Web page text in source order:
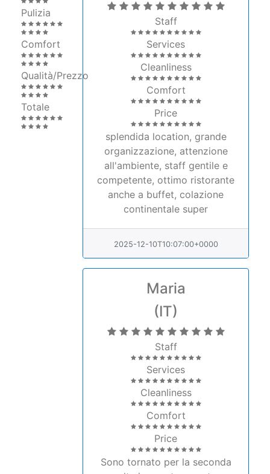
Pulizia
Comfort
Qualità/Prezzo
Totale
Staff
Services
Cleanliness
Comfort
Price
splendida location, grande
organizzazione, attenzione
all'ambiente, staff gentile e
competente, ottimo ristorante
anche a buffet, colazione
continentale super
2025-12-10T10:07:00+0000
Maria
(IT)
Staff
Services
Cleanliness
Comfort
Price
Sono tornato per la seconda